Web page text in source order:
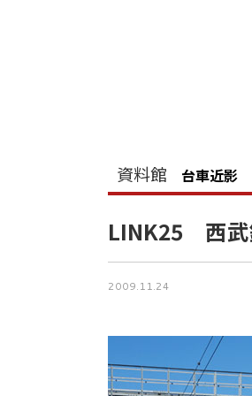
資料館 台車近影
LINK25 西武
2009.11.24